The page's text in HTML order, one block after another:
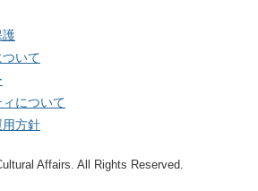
護
いて
について
用方針
Affairs. All Rights Reserved.